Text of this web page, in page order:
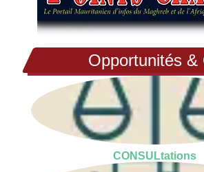
Opportunités &
CONSULtations